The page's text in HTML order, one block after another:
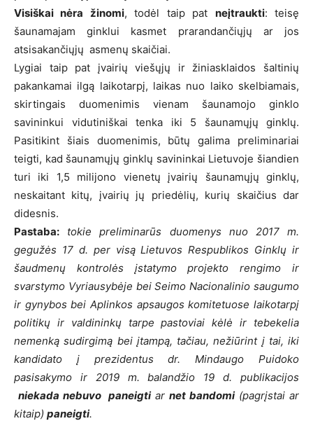
Visiškai nėra žinomi, todėl taip pat neįtraukti: teisę
šaunamajam ginklui kasmet prarandančiųjų ar jos
atsisakančiųjų asmenų skaičiai.
Lygiai taip pat įvairių viešųjų ir žiniasklaidos šaltinių
pakankamai ilgą laikotarpį, laikas nuo laiko skelbiamais,
skirtingais duomenimis vienam šaunamojo ginklo
savininkui vidutiniškai tenka iki 5 šaunamųjų ginklų.
Pasitikint šiais duomenimis, būtų galima preliminariai
teigti, kad šaunamųjų ginklų savininkai Lietuvoje šiandien
turi iki 1,5 milijono vienetų įvairių šaunamųjų ginklų,
neskaitant kitų, įvairių jų priedėlių, kurių skaičius dar
didesnis.
Pastaba: tokie preliminarūs duomenys nuo 2017 m.
gegužės 17 d. per visą Lietuvos Respublikos Ginklų ir
šaudmenų kontrolės įstatymo projekto rengimo ir
svarstymo Vyriausybėje bei Seimo Nacionalinio saugumo
ir gynybos bei Aplinkos apsaugos komitetuose laikotarpį
politikų ir valdininkų tarpe pastoviai kėlė ir tebekelia
nemenką sudirgimą bei įtampą, tačiau, nežiūrint į tai, iki
kandidato į prezidentus dr. Mindaugo Puidoko
pasisakymo ir 2019 m. balandžio 19 d. publikacijos
niekada nebuvo paneigti ar net bandomi(pagrįstai ar
kitaip) paneigti.